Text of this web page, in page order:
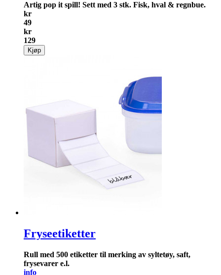
Artig pop it spill! Sett med 3 stk. Fisk, hval & regnbue.
kr
49
kr
129
Kjøp
Fryseetiketter
Rull med 500 etiketter til merking av syltetøy, saft,
frysevarer e.l.
info